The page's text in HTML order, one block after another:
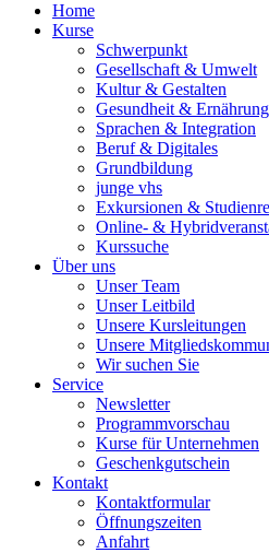
Home
Kurse
Schwerpunkt
Gesellschaft & Umwelt
Kultur & Gestalten
Gesundheit & Ernährung
Sprachen & Integration
Beruf & Digitales
Grundbildung
junge vhs
Exkursionen &
Online- &
Kurssuche
Über uns
Unser Team
Unser Leitbild
Unsere Kursleitungen
Unsere
Wir suchen Sie
Service
Newsletter
Programmvorschau
Kurse für Unternehmen
Geschenkgutschein
Kontakt
Kontaktformular
Öffnungszeiten
Anfahrt